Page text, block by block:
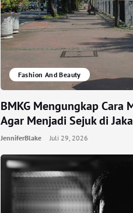
Fashion And Beauty
BMKG Mengungkap Cara
Agar Menjadi Sejuk di
JenniferBlake Juli 29, 2026